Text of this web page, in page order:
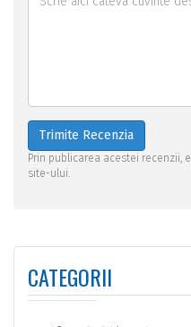
Trimite Recenzia
Prin publicarea acestei recenzii,
site-ului.
CATEGORII